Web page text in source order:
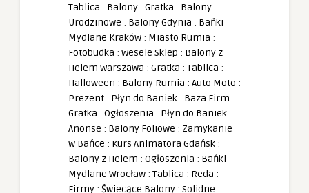
Tablica : Balony : Gratka : Balony
Urodzinowe : Balony Gdynia : Bańki
Mydlane Kraków : Miasto Rumia :
Fotobudka : Wesele Sklep : Balony z
Helem Warszawa : Gratka : Tablica :
Halloween : Balony Rumia : Auto Moto :
Prezent : Płyn do Baniek : Baza Firm :
Gratka : Ogłoszenia : Płyn do Baniek :
Anonse : Balony Foliowe : Zamykanie
w Bańce : Kurs Animatora Gdańsk :
Balony z Helem : Ogłoszenia : Bańki
Mydlane Wrocław : Tablica : Reda :
Firmy : Świecące Balony : Solidne